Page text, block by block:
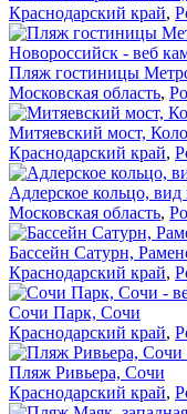
Краснодарский край,
Пляж гостиницы
Московская область,
Митяевский мост,
Краснодарский край,
Адлерское кольцо,
Московская область,
Бассейн Сатурн,
Краснодарский край,
Сочи Парк, Сочи
Краснодарский край,
Пляж Ривьера, Сочи
Краснодарский край,